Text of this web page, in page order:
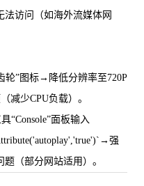
访问（如海外流媒体网
轮”图标→降低分辨率至720P
减少CPU负载）。
“Console”面板输入
强
（部分网站适用）。